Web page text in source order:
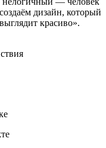
дизайн, который
красиво».